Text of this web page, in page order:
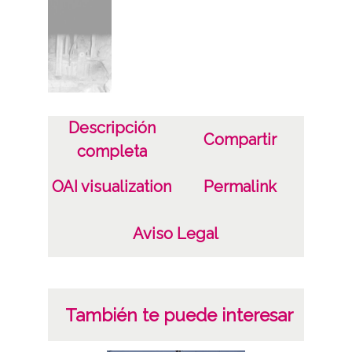
Fecha
19841014
CC BY-NC-SA 4.0
Descripción
completa
Compartir
OAI visualization Permalink
Aviso Legal
También te puede interesar